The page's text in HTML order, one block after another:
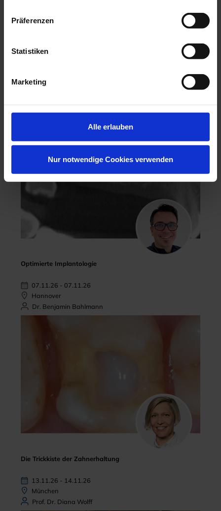
Präferenzen
Statistiken
Marketing
Alle erlauben
Nur notwendige Cookies verwenden
06.11.26 - 07.11.26
Dr. Hanni Lohmar
Optimierte Implantologie
07.11.26 - 07.11.26
Hannover
Dr. Benjamin Bahlmann
Die Trickkiste der Zahnerhaltung
13.11.26 - 14.11.26
München
Prof. Dr. Diana Wolff